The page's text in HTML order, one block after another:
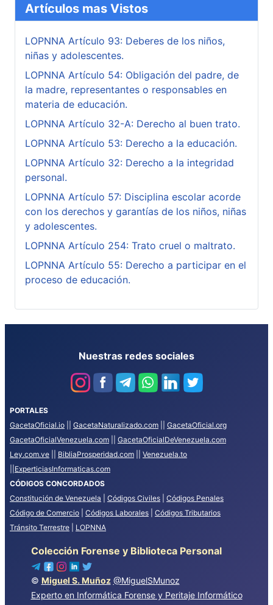
Artículos mas Vistos
LOPNNA Artículo 93: Deberes de los niños,
niñas y adolescentes.
LOPNNA Artículo 54: Obligación del padre, de
la madre, representantes o responsables en
materia de educación.
LOPNNA Artículo 32-A: Derecho al buen trato.
LOPNNA Artículo 53: Derecho a la educación.
LOPNNA Artículo 32: Derecho a la integridad
personal.
LOPNNA Artículo 57: Disciplina escolar acorde
con los derechos y garantías de los niños, niñas
y adolescentes.
LOPNNA Artículo 254: Trato cruel o maltrato.
LOPNNA Artículo 55: Derecho a participar en el
proceso de educación.
Nuestras redes sociales
PORTALES
GacetaOficial.io
GacetaNaturalizado.com
GacetaOficial.org
GacetaOficialVenezuela.com
GacetaOficialDeVenezuela.com
Ley.com.ve
BibliaProsperidad.com
Venezuela.to
ExperticiasInformaticas.com
CÓDIGOS CONCORDADOS
Constitución de Venezuela
Códigos Civiles
Códigos Penales
Código de Comercio
Códigos Laborales
Códigos Tributarios
Tránsito Terrestre
LOPNNA
Colección Forense y Biblioteca Personal
© Miguel S. Muñoz @MiguelSMunoz
Experto en Informática Forense y Peritaje Informático